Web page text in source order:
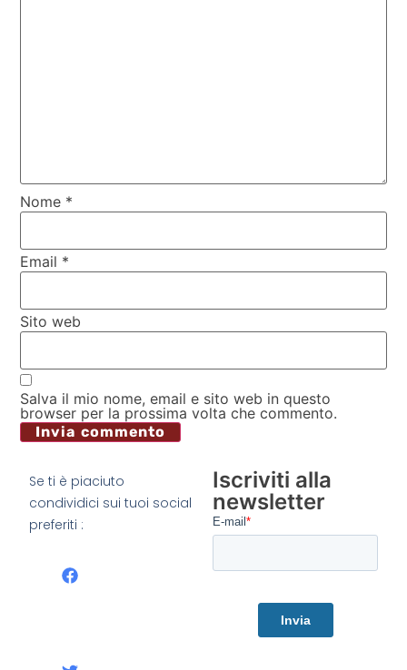
Nome *
Email *
Sito web
Salva il mio nome, email e sito web in questo
browser per la prossima volta che commento.
Se ti è piaciuto
condividici sui tuoi social
preferiti :
Iscriviti alla
newsletter